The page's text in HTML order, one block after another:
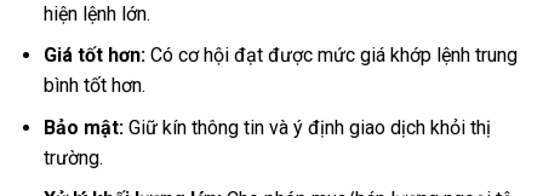
hiện lệnh lớn.
Giá tốt hơn:Có cơ hội đạt được mức giá khớp lệnh trung
bình tốt hơn.
Bảo mật:Giữ kín thông tin và ý định giao dịch khỏi thị
trường.